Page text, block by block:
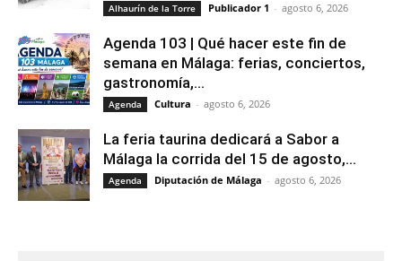
Alhaurín de la Torre Publicador 1 - agosto 6, 2026
Agenda 103 | Qué hacer este fin de
semana en Málaga: ferias, conciertos,
gastronomía,...
Agenda Cultura - agosto 6, 2026
La feria taurina dedicará a Sabor a
Málaga la corrida del 15 de agosto,...
Agenda Diputación de Málaga - agosto 6, 2026